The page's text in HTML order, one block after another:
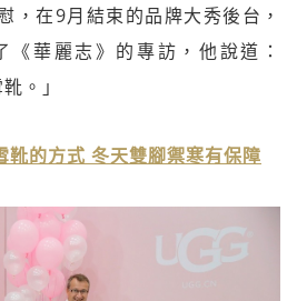
，在9月結束的品牌大秀後台，
華麗志》的專訪，他說道：
。」
靴的方式 冬天雙腳禦寒有保障